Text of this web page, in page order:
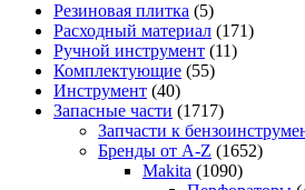
Резиновая плитка (5)
Расходный материал (171)
Ручной инструмент (11)
Комплектующие (55)
Инструмент (40)
Запасные части (1717)
Запчасти к
Бренды от A-Z (1652)
Makita (1090)